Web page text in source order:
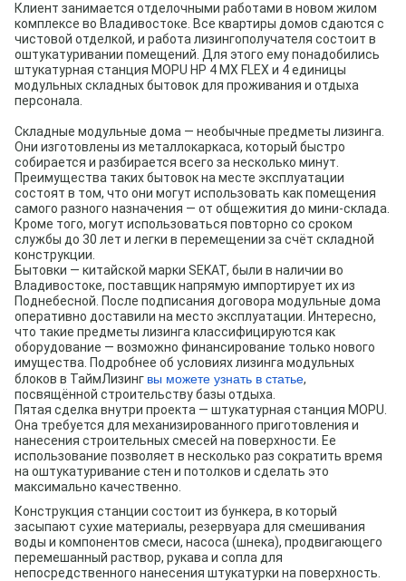
Клиент занимается отделочными работами в новом жилом
комплексе во Владивостоке. Все квартиры домов сдаются с
чистовой отделкой, и работа лизингополучателя состоит в
оштукатуривании помещений. Для этого ему понадобились
штукатурная станция MOPU HP 4 MX FLEX и 4 единицы
модульных складных бытовок для проживания и отдыха
персонала.
Складные модульные дома — необычные предметы лизинга.
Они изготовлены из металлокаркаса, который быстро
собирается и разбирается всего за несколько минут.
Преимущества таких бытовок на месте эксплуатации
состоят в том, что они могут использовать как помещения
самого разного назначения — от общежития до мини-склада.
Кроме того, могут использоваться повторно со сроком
службы до 30 лет и легки в перемещении за счёт складной
конструкции.
Бытовки — китайской марки SEKAT, были в наличии во
Владивостоке, поставщик напрямую импортирует их из
Поднебесной. После подписания договора модульные дома
оперативно доставили на место эксплуатации. Интересно,
что такие предметы лизинга классифицируются как
оборудование — возможно финансирование только нового
имущества. Подробнее об условиях лизинга модульных
блоков в ТаймЛизинг вы можете узнать в статье,
посвящённой строительству базы отдыха.
Пятая сделка внутри проекта — штукатурная станция MOPU.
Она требуется для механизированного приготовления и
нанесения строительных смесей на поверхности. Ее
использование позволяет в несколько раз сократить время
на оштукатуривание стен и потолков и сделать это
максимально качественно.
Конструкция станции состоит из бункера, в который
засыпают сухие материалы, резервуара для смешивания
воды и компонентов смеси, насоса (шнека), продвигающего
перемешанный раствор, рукава и сопла для
непосредственного нанесения штукатурки на поверхность.